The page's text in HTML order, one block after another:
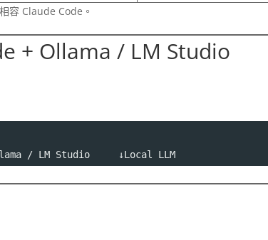
容 Claude Code。
+ Ollama / LM Studio
/ LM Studio     ↓Local LLM